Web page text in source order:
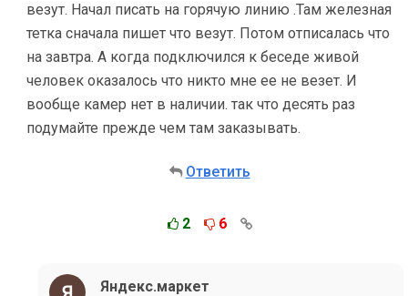
везут. Начал писать на горячую линию .Там железная
тетка сначала пишет что везут. Потом отписалась что
на завтра. А когда подключился к беседе живой
человек оказалось что никто мне ее не везет. И
вообще камер нет в наличии. так что десять раз
подумайте прежде чем там заказывать.
Ответить
2 6
Яндекс.маркет